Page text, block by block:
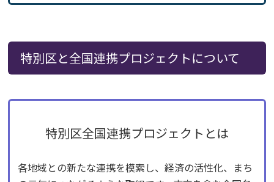
特別区と全国連携プロジェクトについて
特別区全国連携プロジェクトとは
各地域との新たな連携を模索し、経済の活性化、まち